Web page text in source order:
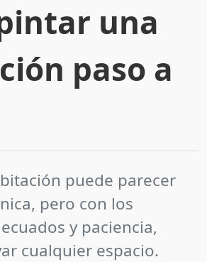
una
paso a
puede parecer
pero con los
y paciencia,
cualquier espacio.